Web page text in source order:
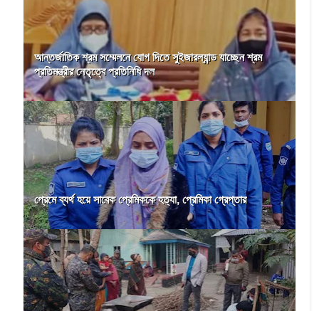
আন্তর্জাতিক শ্রম সম্মেলনে যোগ দিতে সুইজারল্যান্ড যাচ্ছেন শ্রম
প্রতিমন্ত্রীর নেতৃত্বে প্রতিনিধি দল
প্রেমে ব্যর্থ হয়ে সাবেক প্রেমিককে হত্যা, প্রেমিকা গ্রেপ্তার